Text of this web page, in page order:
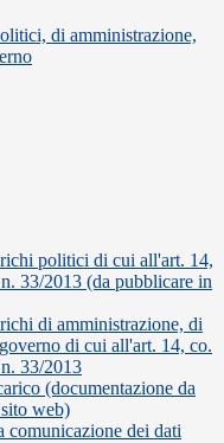
di amministrazione,
politici di cui all'art. 14,
33/2013 (da pubblicare in
di amministrazione, di
di cui all'art. 14, co.
33/2013
(documentazione da
web)
comunicazione dei dati